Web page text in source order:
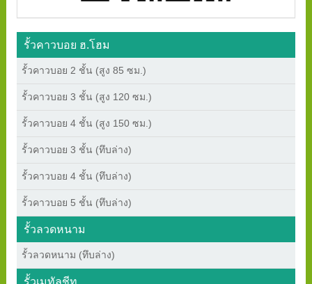
รั้วคาวบอย ฮ.โฮม
รั้วคาวบอย 2 ชั้น (สูง 85 ซม.)
รั้วคาวบอย 3 ชั้น (สูง 120 ซม.)
รั้วคาวบอย 4 ชั้น (สูง 150 ซม.)
รั้วคาวบอย 3 ชั้น (ทึบล่าง)
รั้วคาวบอย 4 ชั้น (ทึบล่าง)
รั้วคาวบอย 5 ชั้น (ทึบล่าง)
รั้วลวดหนาม
รั้วลวดหนาม (ทึบล่าง)
รั้วเมทัลชีท